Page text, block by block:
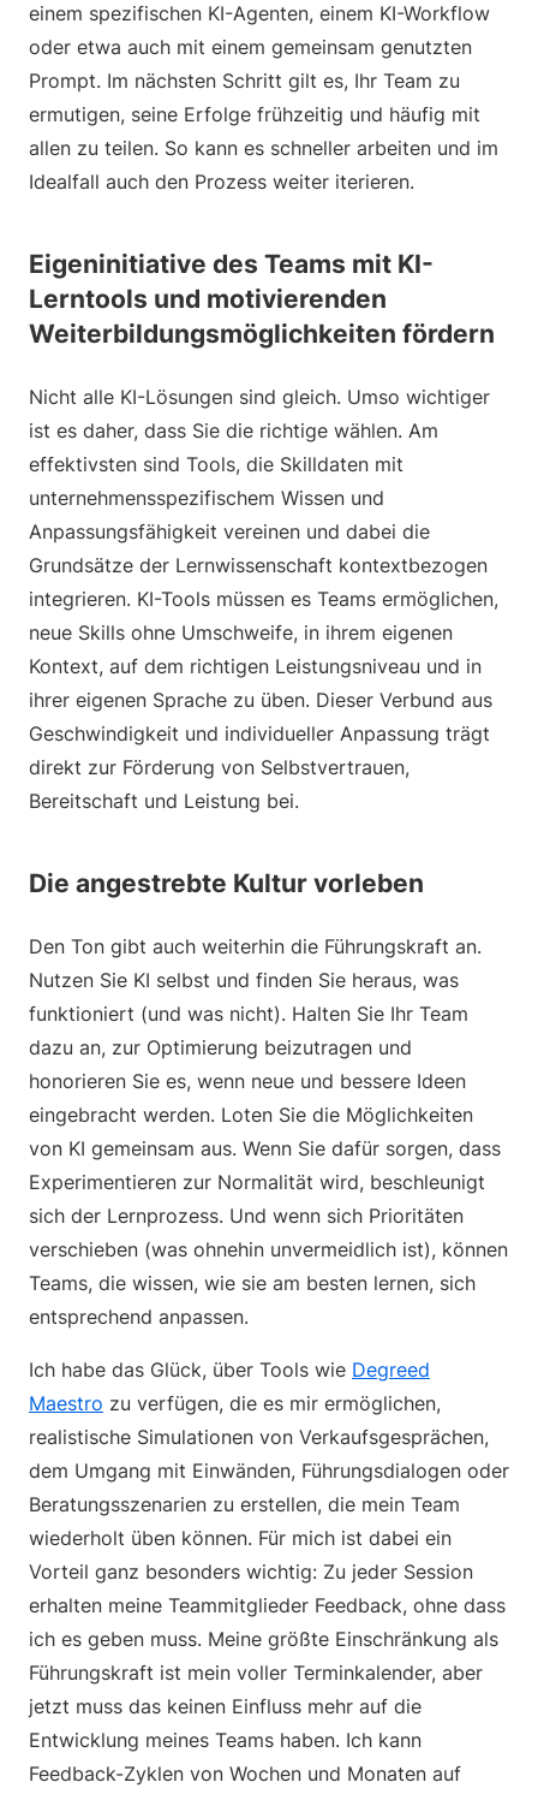
einem spezifischen KI-Agenten, einem KI-Workflow
oder etwa auch mit einem gemeinsam genutzten
Prompt. Im nächsten Schritt gilt es, Ihr Team zu
ermutigen, seine Erfolge frühzeitig und häufig mit
allen zu teilen. So kann es schneller arbeiten und im
Idealfall auch den Prozess weiter iterieren.
Eigeninitiative des Teams mit KI-
Lerntools und motivierenden
Weiterbildungsmöglichkeiten fördern
Nicht alle KI-Lösungen sind gleich. Umso wichtiger
ist es daher, dass Sie die richtige wählen. Am
effektivsten sind Tools, die Skilldaten mit
unternehmensspezifischem Wissen und
Anpassungsfähigkeit vereinen und dabei die
Grundsätze der Lernwissenschaft kontextbezogen
integrieren. KI-Tools müssen es Teams ermöglichen,
neue Skills ohne Umschweife, in ihrem eigenen
Kontext, auf dem richtigen Leistungsniveau und in
ihrer eigenen Sprache zu üben. Dieser Verbund aus
Geschwindigkeit und individueller Anpassung trägt
direkt zur Förderung von Selbstvertrauen,
Bereitschaft und Leistung bei.
Die angestrebte Kultur vorleben
Den Ton gibt auch weiterhin die Führungskraft an.
Nutzen Sie KI selbst und finden Sie heraus, was
funktioniert (und was nicht). Halten Sie Ihr Team
dazu an, zur Optimierung beizutragen und
honorieren Sie es, wenn neue und bessere Ideen
eingebracht werden. Loten Sie die Möglichkeiten
von KI gemeinsam aus. Wenn Sie dafür sorgen, dass
Experimentieren zur Normalität wird, beschleunigt
sich der Lernprozess. Und wenn sich Prioritäten
verschieben (was ohnehin unvermeidlich ist), können
Teams, die wissen, wie sie am besten lernen, sich
entsprechend anpassen.
Ich habe das Glück, über Tools wie Degreed
Maestro zu verfügen, die es mir ermöglichen,
realistische Simulationen von Verkaufsgesprächen,
dem Umgang mit Einwänden, Führungsdialogen oder
Beratungsszenarien zu erstellen, die mein Team
wiederholt üben können. Für mich ist dabei ein
Vorteil ganz besonders wichtig: Zu jeder Session
erhalten meine Teammitglieder Feedback, ohne dass
ich es geben muss. Meine größte Einschränkung als
Führungskraft ist mein voller Terminkalender, aber
jetzt muss das keinen Einfluss mehr auf die
Entwicklung meines Teams haben. Ich kann
Feedback-Zyklen von Wochen und Monaten auf